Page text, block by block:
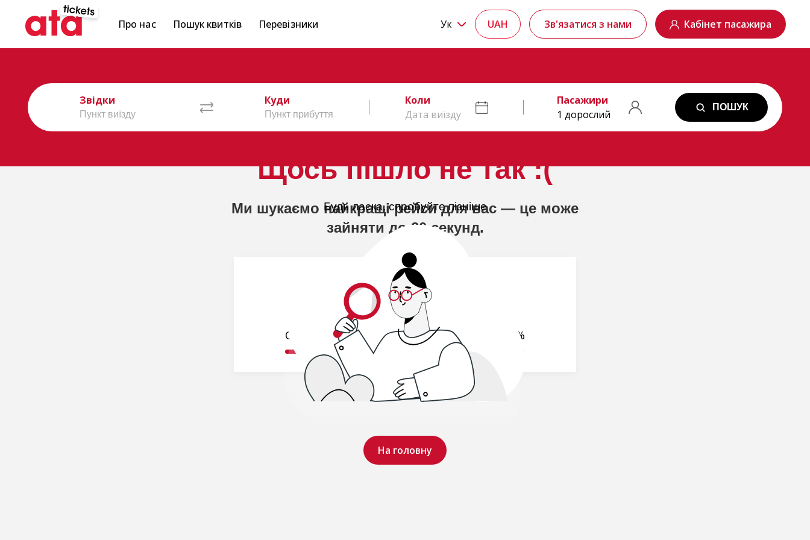
Щось пішло не так :(
Будь ласка, спробуйте пізніше
На головну
Про нас Пошук квитків Перевізники Ук UAH Зв'язатися з нами Кабінет пасажира
Звідки Куди
Коли
Дата виїзду
Пасажири
1 дорослий
ПОШУК
Ми шукаємо найкращі рейси для вас — це може
зайняти до 20 секунд.
Обробляємо ваш запит.. 19%